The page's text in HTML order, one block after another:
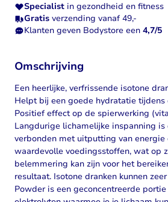
Specialist in gezondheid en fitness
Gratis verzending vanaf 49,-
Klanten geven Bodystore een 4,7/5
Omschrijving
Een heerlijke, verfrissende isotone
Helpt bij een goede hydratatie tijdens
Positief effect op de spierwerking
Langdurige lichamelijke inspanning is
verbonden met uitputting van energie
waardevolle voedingsstoffen, wat op
belemmering kan zijn voor het
resultaat. Isotone dranken kunnen
Powder is een geconcentreerde